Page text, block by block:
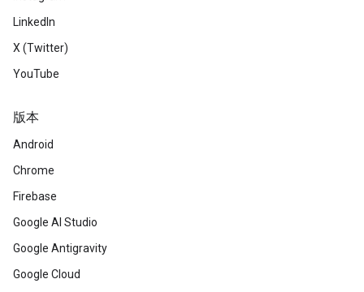
LinkedIn
X (Twitter)
YouTube
版本
Android
Chrome
Firebase
Google AI Studio
Google Antigravity
Google Cloud